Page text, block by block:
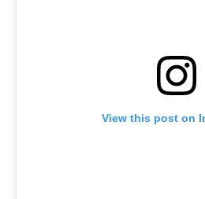
View this post on